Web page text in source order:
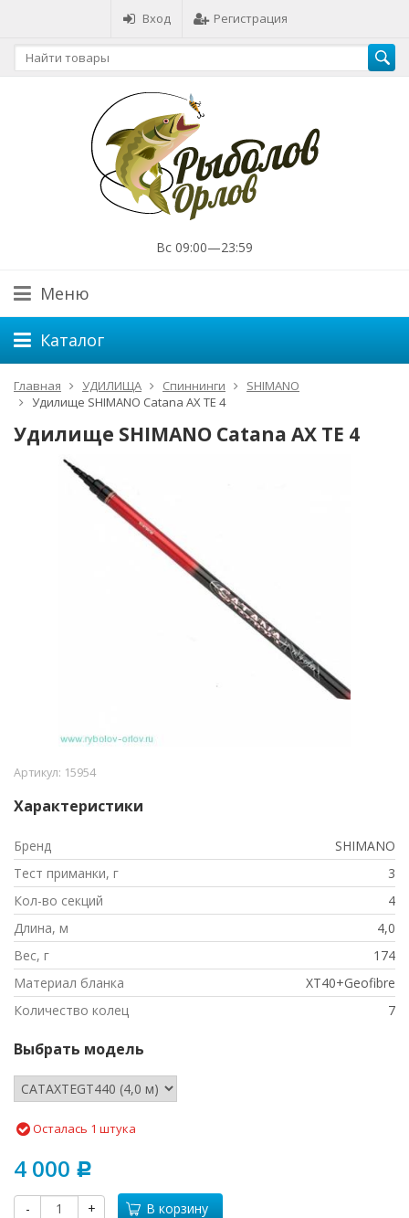
Вход Регистрация
Вс 09:00—23:59
Меню
Каталог
Главная УДИЛИЩА Спиннинги
SHIMANO
Удилище SHIMANO Catana AX TE 4
Удилище SHIMANO Catana AX TE 4
Артикул: 15954
Характеристики
Бренд
SHIMANO
Тест приманки, г
3
Кол-во секций
4
Длина, м
4,0
Вес, г
174
Материал бланка
XT40+Geofibre
Количество колец
7
Выбрать модель
Осталась 1 штука
4 000 Р
- + В корзину